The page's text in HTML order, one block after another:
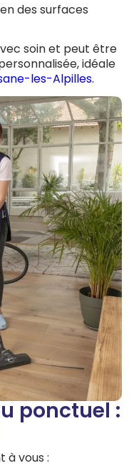
des surfaces
soin et peut être
idéale
les-Alpilles.
ponctuel :
à vous :